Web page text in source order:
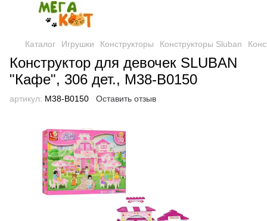
Каталог Игрушки Конструкторы Конструкторы Sluban
Конструктор для девочек SLUBAN
"Кафе", 306 дет., M38-B0150
артикул: M38-B0150 Оставить отзыв